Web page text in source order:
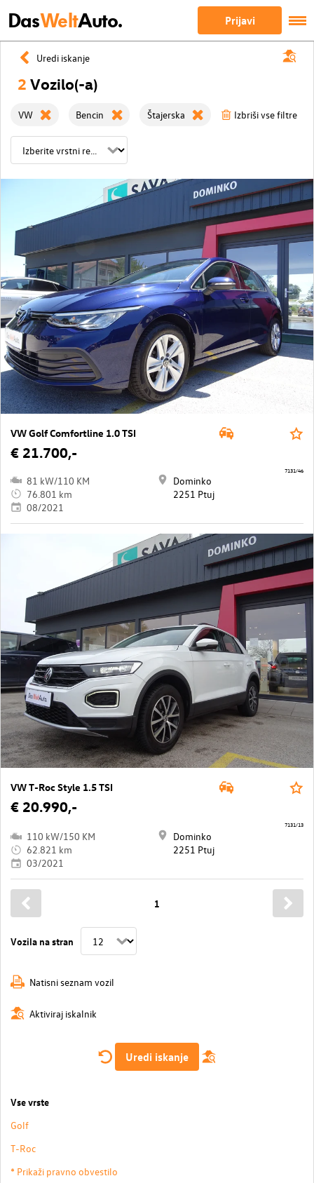
DasWeltAuto. Prijavi
Uredi iskanje
2 Vozilo(-a)
VW Bencin Štajerska Izbriši vse filtre
VW Golf Comfortline 1.0 TSI
€ 21.700,-
81 kW/110 KM
76.801 km
08/2021
Dominko
2251 Ptuj
7131/46
VW T-Roc Style 1.5 TSI
€ 20.990,-
110 kW/150 KM
62.821 km
03/2021
Dominko
2251 Ptuj
7131/13
Vozila na stran
1
Natisni seznam vozil
Aktiviraj iskalnik
Uredi iskanje
Vse vrste
Golf
T-Roc
* Prikaži pravno obvestilo